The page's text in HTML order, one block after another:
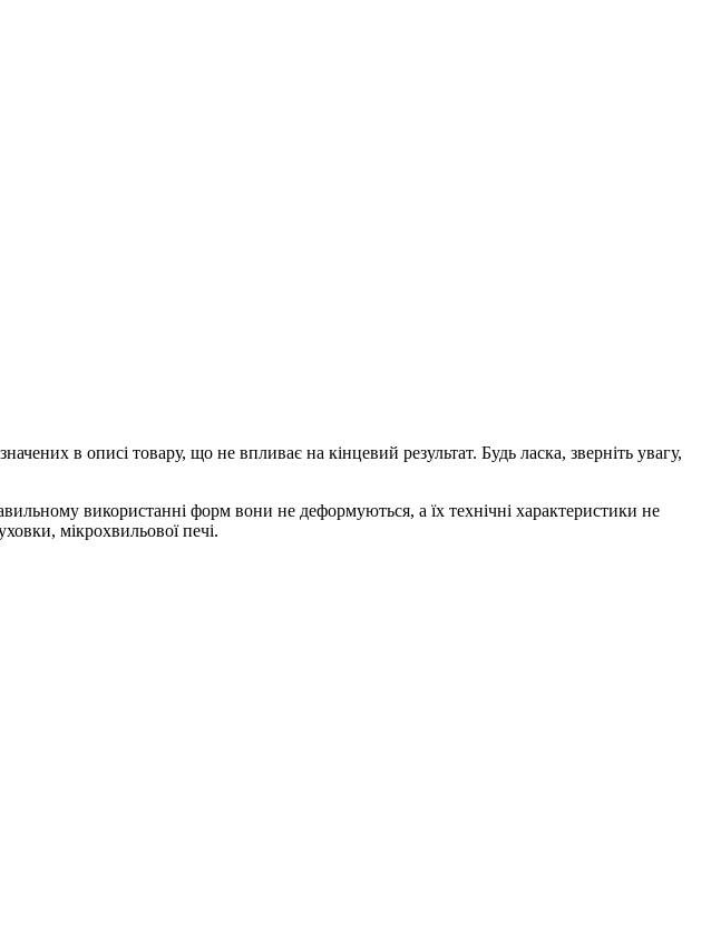
в описі товару, що не впливає на кінцевий результат. Будь ласка, зверніть увагу,
використанні форм вони не деформуються, а їх технічні характеристики не
мікрохвильової печі.